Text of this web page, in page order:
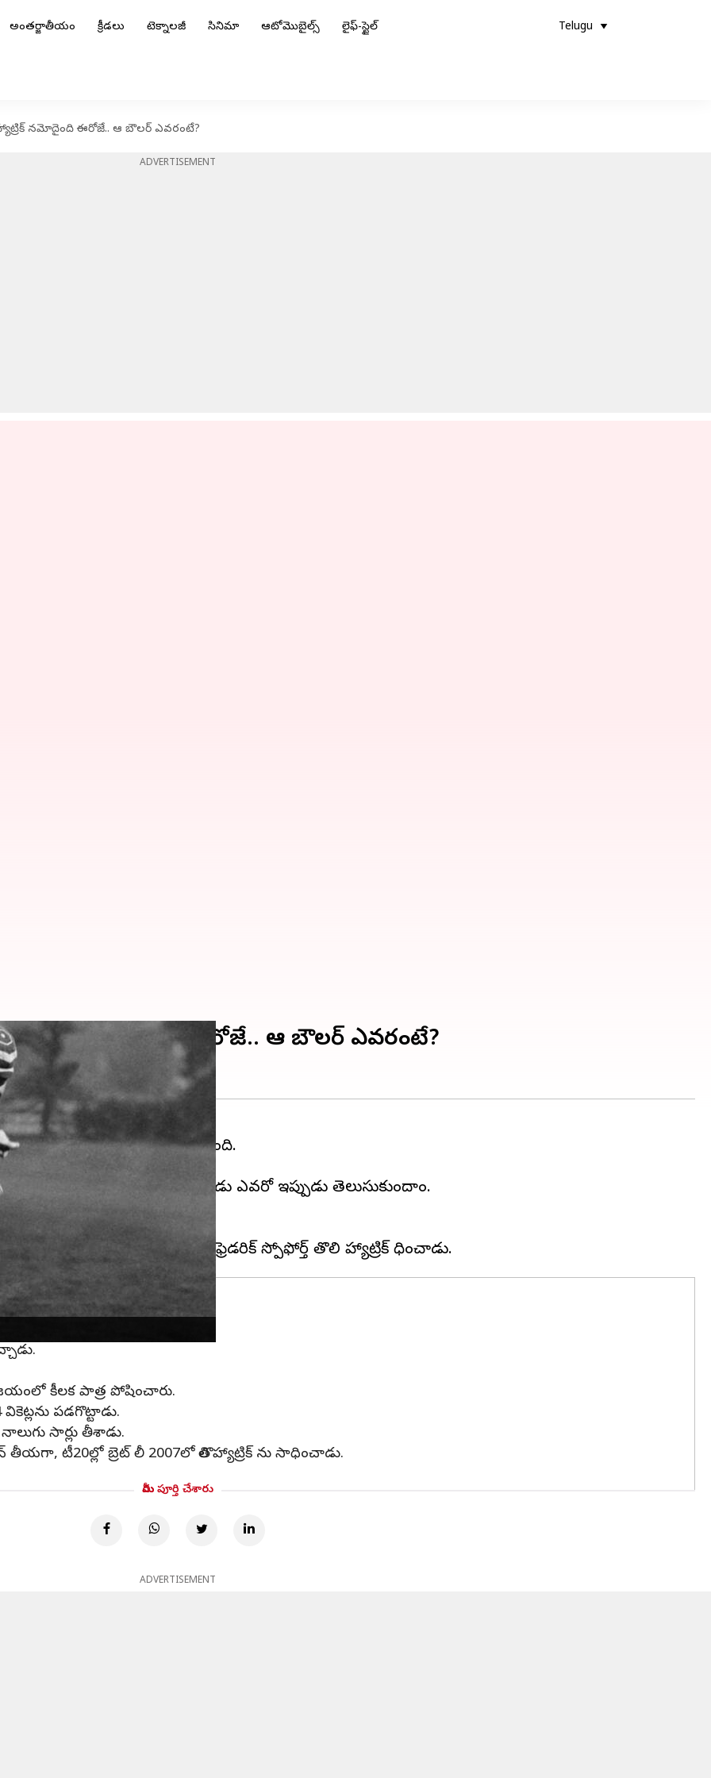
అంతర్జాతీయం క్రీడలు టెక్నాలజీ సినిమా ఆటోమొబైల్స్ లైఫ్-స్టైల్ Telugu
హ్యాట్రిక్ నమోదైంది ఈరోజే.. ఆ బౌలర్ ఎవరంటే?
ADVERTISEMENT
హ్యాట్రిక్ నమోదైంది ఈరోజే.. ఆ బౌలర్ ఎవరంటే?
తీశాడంటే చాలా ప్రత్యేకత ఉంటుంది.
తీసి 'హ్యాట్రిక్' నెలకొల్పిన ఆటగాడు ఎవరో ఇప్పుడు తెలుసుకుందాం.
కావడం గమనార్హం.
కీలక పాత్ర పోషించారు.
పడగొట్టాడు.
సార్లు తీశాడు.
తీయగా, టీ20ల్లో బ్రెట్ లీ 2007లో తొలి హ్యాట్రిక్ ను సాధించాడు.
మీరు పూర్తి చేశారు
ADVERTISEMENT